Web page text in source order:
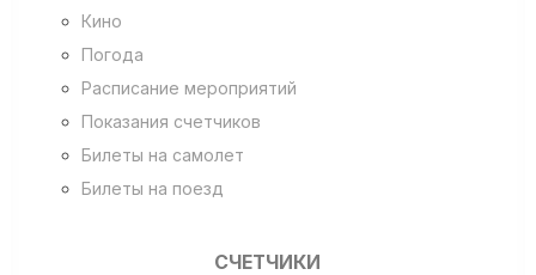
Кино
Погода
Расписание мероприятий
Показания счетчиков
Билеты на самолет
Билеты на поезд
СЧЕТЧИКИ